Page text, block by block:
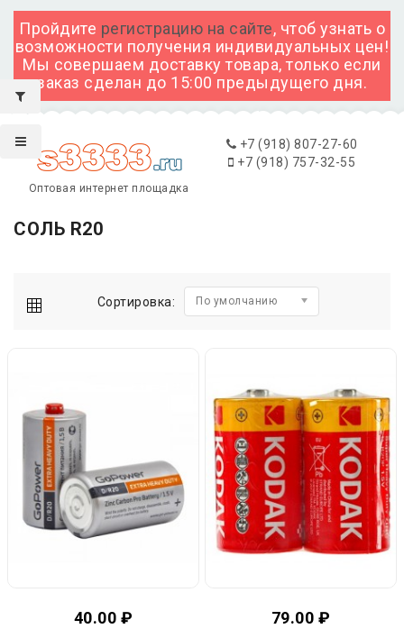
Пройдите регистрацию на сайте, чтоб узнать о
возможности получения индивидуальных цен!
Мы совершаем доставку товара, только если
заказ сделан до 15:00 предыдущего дня.
Оптовая интернет площадка
+7 (918) 807-27-60
+7 (918) 757-32-55
СОЛЬ R20
Сортировка: По умолчанию
40.00 ₽ 79.00 ₽